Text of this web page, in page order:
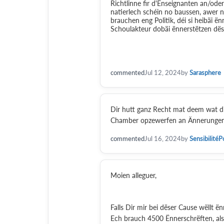
Richtlinne fir d'Enseignanten an/
natierlech schéin no baussen, awer
brauchen eng Politik, déi si heibäi
Schoulakteur dobäi ënnerstëtzen
commentedJul 12, 2024bySarasphere
Dir hutt ganz Recht mat deem wat
Chamber opzewerfen an
commentedJul 16, 2024by
Moien alleguer,
Falls Dir mir bei dëser Cause wëllt
Ech brauch 4500 Ënnerschrëften,